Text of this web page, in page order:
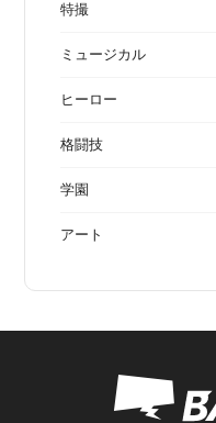
特撮
ミュージカル
ヒーロー
格闘技
学園
アート